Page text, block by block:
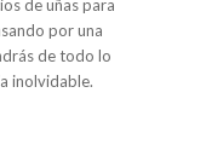
de uñas para
por una
de todo lo
inolvidable.